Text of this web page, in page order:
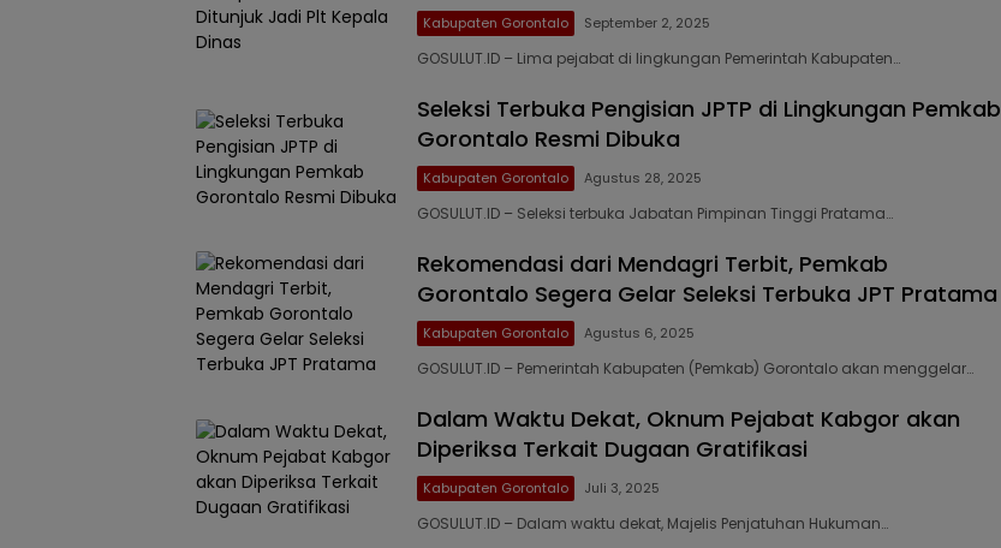
Kabupaten Gorontalo September 2, 2025
GOSULUT.ID – Lima pejabat di lingkungan Pemerintah Kabupaten…
Seleksi Terbuka Pengisian JPTP di Lingkungan Pemkab
Gorontalo Resmi Dibuka
Kabupaten Gorontalo Agustus 28, 2025
GOSULUT.ID – Seleksi terbuka Jabatan Pimpinan Tinggi Pratama…
Rekomendasi dari Mendagri Terbit, Pemkab
Gorontalo Segera Gelar Seleksi Terbuka JPT Pratama
Kabupaten Gorontalo Agustus 6, 2025
GOSULUT.ID – Pemerintah Kabupaten (Pemkab) Gorontalo akan menggelar…
Dalam Waktu Dekat, Oknum Pejabat Kabgor akan
Diperiksa Terkait Dugaan Gratifikasi
Kabupaten Gorontalo Juli 3, 2025
GOSULUT.ID – Dalam waktu dekat, Majelis Penjatuhan Hukuman…